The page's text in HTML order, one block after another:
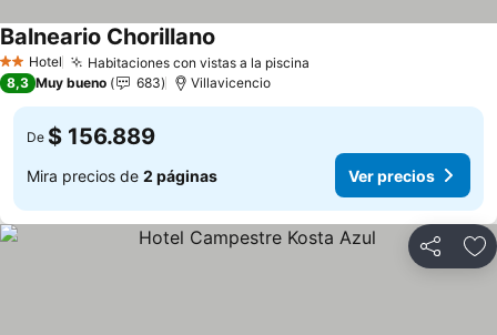
2 Estrellas
Hotel Habitaciones con vistas a la piscina
Balneario Chorillano
8,3 Muy bueno 683 Villavicencio
De $ 156.889
Mira precios de 2 páginas Ver precios
Compartir